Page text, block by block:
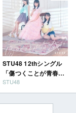
STU48 12thシングル
「傷つくことが青春
だ」
STU48